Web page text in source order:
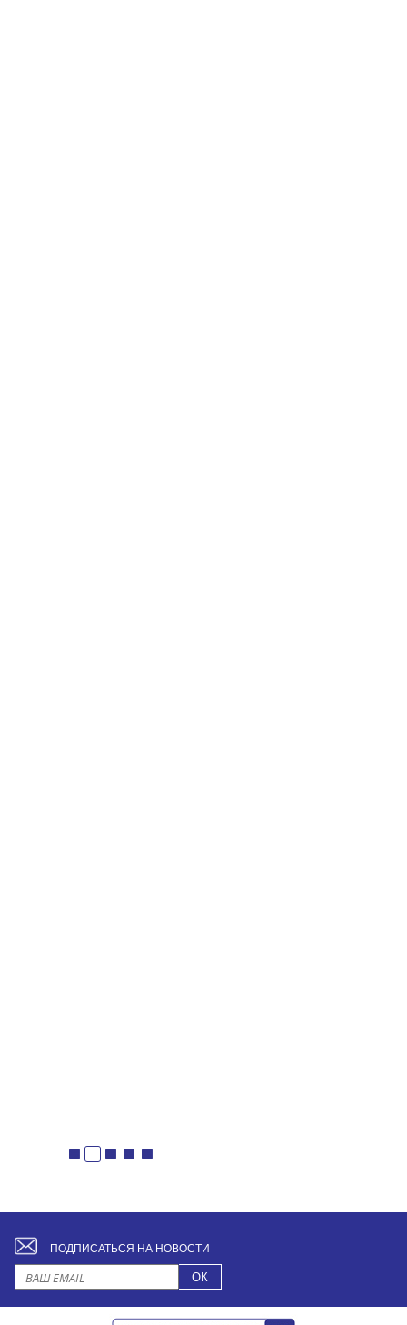
ПОДПИСАТЬСЯ НА НОВОСТИ